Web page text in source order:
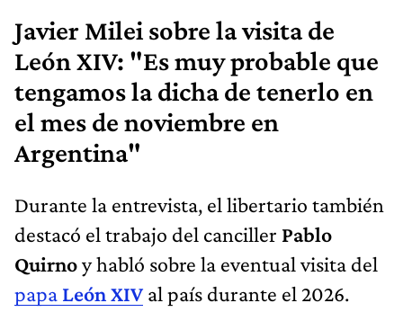
Javier Milei sobre la visita de
León XIV: "Es muy probable que
tengamos la dicha de tenerlo en
el mes de noviembre en
Argentina"
Durante la entrevista, el libertario también
destacó el trabajo del canciller Pablo
Quirnoy habló sobre la eventual visita del
papa León XIVal país durante el 2026.